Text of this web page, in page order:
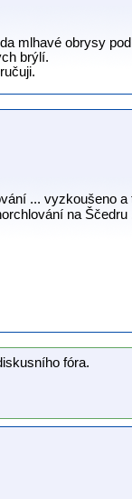
mlhavé obrysy pod
brýlí.
... vyzkoušeno a
na Ščedru
fóra.